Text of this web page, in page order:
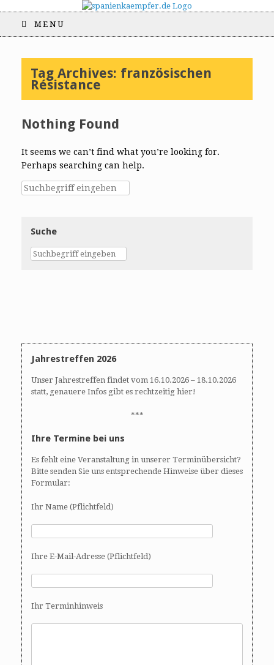
MENU
Tag Archives: französischen
Résistance
Nothing Found
It seems we can’t find what you’re looking for.
Perhaps searching can help.
Suche
Jahrestreffen 2026
Unser Jahrestreffen findet vom 16.10.2026 – 18.10.2026
statt, genauere Infos gibt es rechtzeitig hier!
***
Ihre Termine bei uns
Es fehlt eine Veranstaltung in unserer Terminübersicht?
Bitte senden Sie uns entsprechende Hinweise über dieses
Formular:
Ihr Name (Pflichtfeld)
Ihre E-Mail-Adresse (Pflichtfeld)
Ihr Terminhinweis